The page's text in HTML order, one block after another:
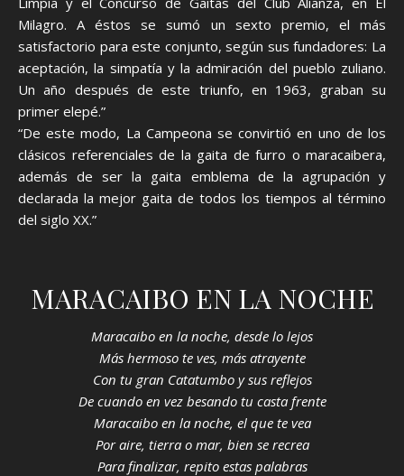
Milagro. A éstos se sumó un sexto premio, el más
satisfactorio para este conjunto, según sus fundadores: La
aceptación, la simpatía y la admiración del pueblo zuliano.
Un año después de este triunfo, en 1963, graban su
primer elepé.”
“De este modo, La Campeona se convirtió en uno de los
clásicos referenciales de la gaita de furro o maracaibera,
además de ser la gaita emblema de la agrupación y
declarada la mejor gaita de todos los tiempos al término
del siglo XX.”
MARACAIBO EN LA NOCHE
Maracaibo en la noche, desde lo lejos
Más hermoso te ves, más atrayente
Con tu gran Catatumbo y sus reflejos
De cuando en vez besando tu casta frente
Maracaibo en la noche, el que te vea
Por aire, tierra o mar, bien se recrea
Para finalizar, repito estas palabras